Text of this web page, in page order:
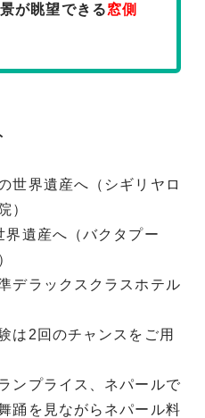
が眺望できる窓側
世界遺産へ（シギリヤロ
）
界遺産へ（バクタプー
デラックスクラスホテル
は2回のチャンスをご用
ンプライス、ネパールで
踊を見ながらネパール料